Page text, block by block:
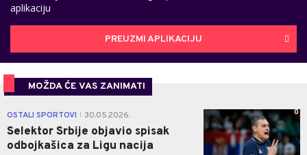
aplikaciju
PREUZMI APLIKACIJU
MOŽDA ĆE VAS ZANIMATI
OSTALI SPORTOVI 30.05.2026.
Selektor Srbije objavio spisak
odbojkašica za Ligu nacija
0